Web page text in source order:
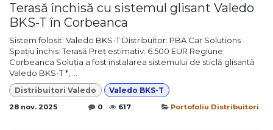
Terasă închisă cu sistemul glisant Valedo
BKS-T în Corbeanca
Sistem folosit: Valedo BKS-T Distribuitor: PBA Car Solutions
Spațiu închis: Terasă Preț estimativ: 6.500 EUR Regiune:
Corbeanca Soluția a fost instalarea sistemului de sticlă glisantă
Valedo BKS-T *, ...
Distribuitori Valedo Valedo BKS-T
28 nov. 2025 0 617 Portofoliu Distribuitori